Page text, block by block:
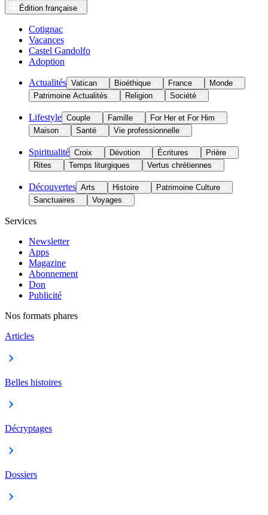
Édition française
Cotignac
Vacances
Castel Gandolfo
Adoption
Actualités Vatican Bioéthique France
Monde
Patrimoine Actualités
Religion Société
Lifestyle Couple Famille
For Her et For Him
Maison
Santé Vie professionnelle
Spiritualité Croix Dévotion Écritures
Prière
Rites
Temps liturgiques Vertus chrétiennes
Découvertes Arts Histoire
Patrimoine Culture
Sanctuaires
Voyages
Services
Newsletter
Apps
Magazine
Abonnement
Don
Publicité
Nos formats phares
Articles
Belles histoires
Décryptages
Dossiers